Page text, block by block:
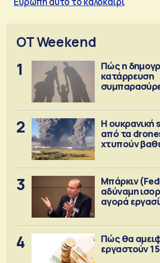
OT Weekend
1
Πώς η
κατάρρευση
2
Η ουκρανική
από τα
χτυπούν
3
Μπάρκιν
αδύναμη
αγορά
4
Πώς θα
εργαστούν